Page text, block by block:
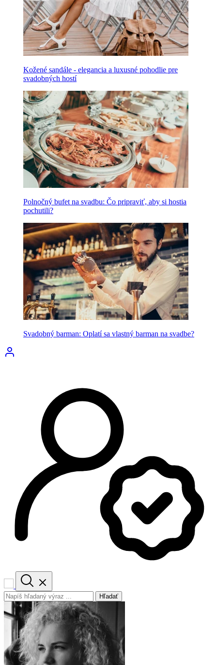
Kožené sandále - elegancia a luxusné pohodlie pre
svadobných hostí
Polnočný bufet na svadbu: Čo pripraviť, aby si hostia
pochutili?
Svadobný barman: Oplatí sa vlastný barman na svadbe?
Hľadať